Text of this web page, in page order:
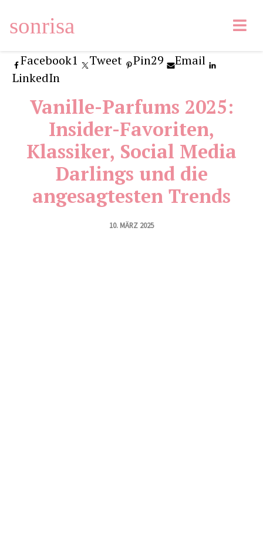
sonrisa
Facebook1 Tweet Pin29
Email
LinkedIn
Vanille-Parfums 2025:
Insider-Favoriten,
Klassiker, Social Media
Darlings und die
angesagtesten Trends
10. MÄRZ 2025